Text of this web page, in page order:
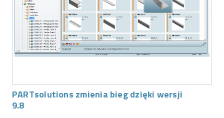
PARTsolutions zmienia bieg dzięki wersji
9.8